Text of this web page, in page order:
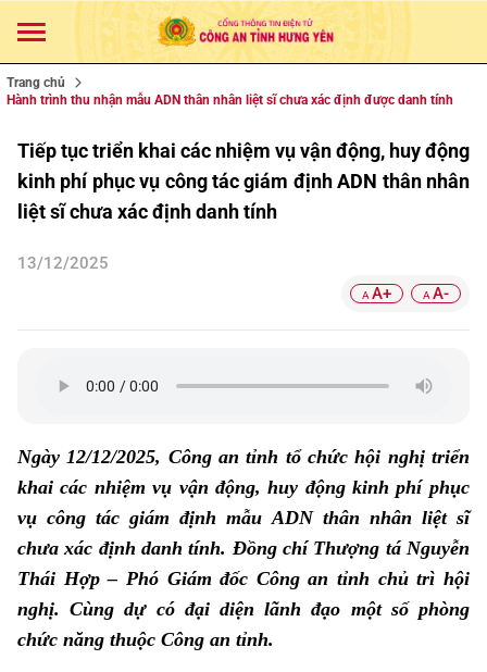
Trang chủ
Hành trình thu nhận mẫu ADN thân nhân liệt sĩ chưa xác định được danh tính
Tiếp tục triển khai các nhiệm vụ vận động, huy động
kinh phí phục vụ công tác giám định ADN thân nhân
liệt sĩ chưa xác định danh tính
13/12/2025
A A+ A A-
Ngày 12/12/2025, Công an tỉnh tổ chức hội nghị triển
khai các nhiệm vụ vận động, huy động kinh phí phục
vụ công tác giám định mẫu ADN thân nhân liệt sĩ
chưa xác định danh tính. Đồng chí Thượng tá Nguyễn
Thái Hợp – Phó Giám đốc Công an tỉnh chủ trì hội
nghị.Cùng dự có đại diện lãnh đạo một số phòng
chức năng thuộc Công an tỉnh.